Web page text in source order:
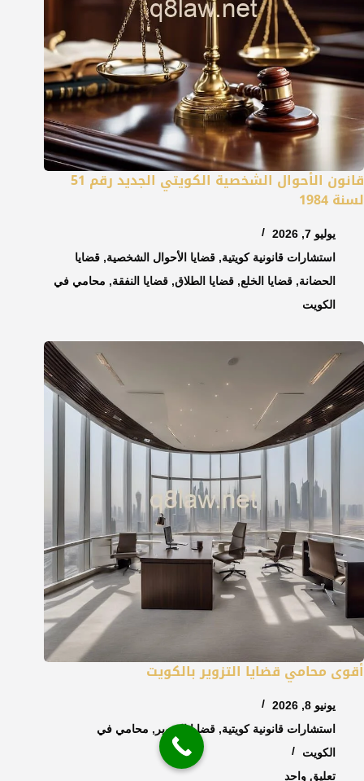
قانون الأحوال الشخصية الكويتي الجديد رقم 51
لسنة 1984
يوليو 7, 2026
استشارات قانونية كويتية, قضايا الأحوال الشخصية, قضايا
الحضانة, قضايا الخلع, قضايا الطلاق, قضايا النفقة, محامي في
الكويت
أقوى محامي قضايا التزوير بالكويت
يونيو 8, 2026
استشارات قانونية كويتية, قضايا التزوير , محامي في
الكويت
تعليق واحد